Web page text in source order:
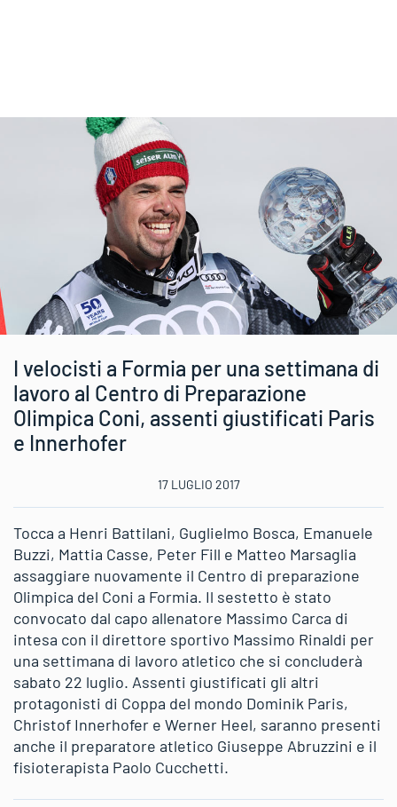
I velocisti a Formia per una settimana di
lavoro al Centro di Preparazione
Olimpica Coni, assenti giustificati Paris
e Innerhofer
17 LUGLIO 2017
Tocca a Henri Battilani, Guglielmo Bosca, Emanuele
Buzzi, Mattia Casse, Peter Fill e Matteo Marsaglia
assaggiare nuovamente il Centro di preparazione
Olimpica del Coni a Formia. Il sestetto è stato
convocato dal capo allenatore Massimo Carca di
intesa con il direttore sportivo Massimo Rinaldi per
una settimana di lavoro atletico che si concluderà
sabato 22 luglio. Assenti giustificati gli altri
protagonisti di Coppa del mondo Dominik Paris,
Christof Innerhofer e Werner Heel, saranno presenti
anche il preparatore atletico Giuseppe Abruzzini e il
fisioterapista Paolo Cucchetti.